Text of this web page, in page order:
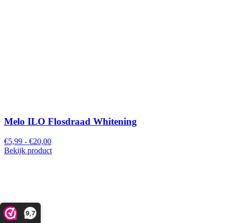
9,7
Melo ILO Flosdraad Whitening
€5,99 - €20,00
Bekijk product